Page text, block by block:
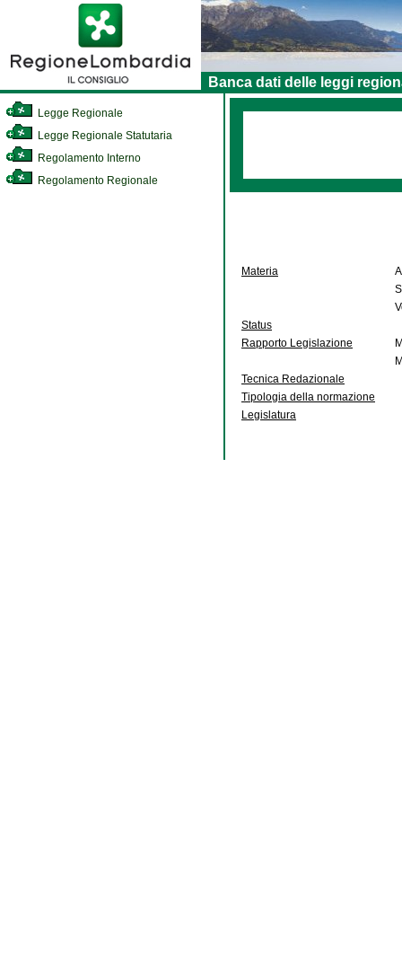
Banca dati delle leggi
Legge Regionale
Legge Regionale Statutaria
Regolamento Interno
Regolamento Regionale
Materia
Status
Rapporto Legislazione
Tecnica Redazionale
Tipologia della normazione
Legislatura